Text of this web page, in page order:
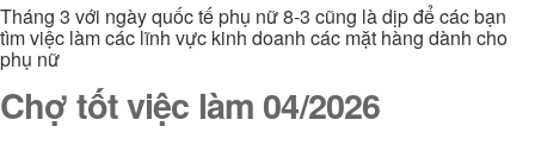
Tháng 3 với ngày quốc tế phụ nữ 8-3 cũng là dịp để các bạn
tìm việc làm các lĩnh vực kinh doanh các mặt hàng dành cho
phụ nữ
Chợ tốt việc làm 04/2026